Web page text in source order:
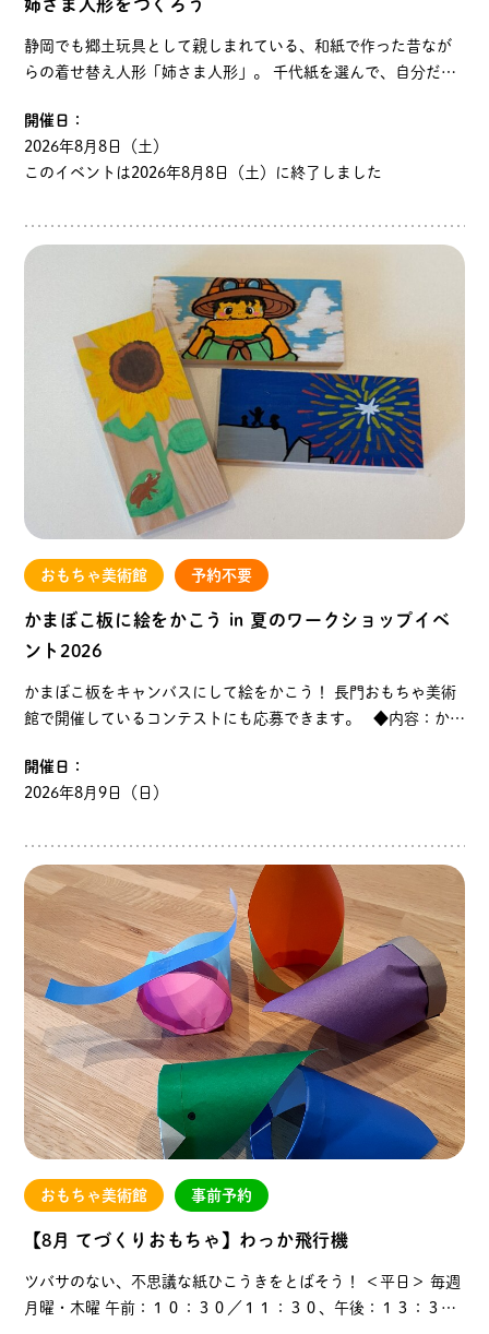
姉さま人形をつくろう
静岡でも郷土玩具として親しまれている、和紙で作った昔なが
らの着せ替え人形「姉さま人形」。 千代紙を選んで、自分だけ
１１：３０～ PM ③１３：３０…
開催日：
2026年8月8日（土）
このイベントは2026年8月8日（土）に終了しました
おもちゃ美術館 予約不要
かまぼこ板に絵をかこう in 夏のワークショップイベ
ント2026
かまぼこ板をキャンバスにして絵をかこう！ 長門おもちゃ美術
館で開催しているコンテストにも応募できます。 ◆内容：かま
合は、応募テーマ「小さな夏の探検…
開催日：
2026年8月9日（日）
おもちゃ美術館 事前予約
【8月 てづくりおもちゃ】わっか飛行機
ツバサのない、不思議な紙ひこうきをとばそう！ ＜平日＞ 毎週
月曜・木曜 午前：１０：３０／１１：３０、午後：１３：３０